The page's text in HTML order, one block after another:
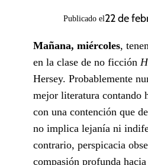
Publicado el22 de
Mañana, miércoles,
en la clase de no ficción
Hersey. Probablemente
mejor literatura contando
con una contención que
no implica lejanía ni
contrario, perspicacia
compasión profunda